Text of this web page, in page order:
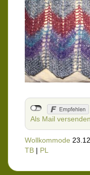
Als Mail versenden
Wollkommode
TB | PL